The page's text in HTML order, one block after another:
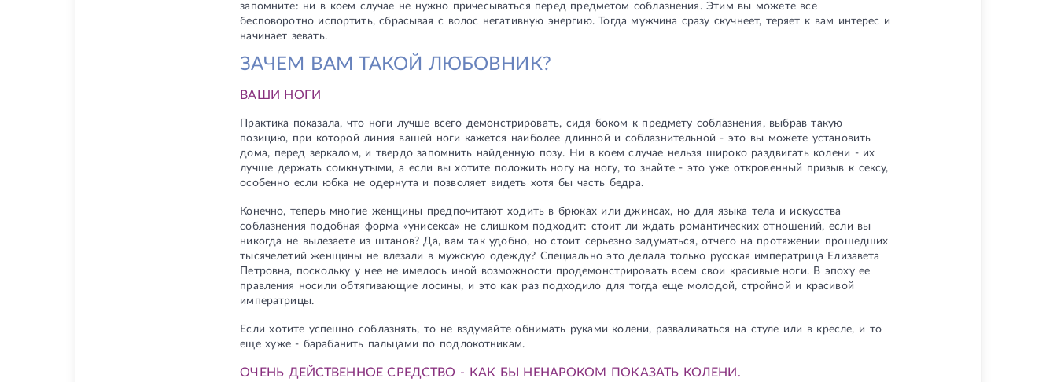
запомните: ни в коем случае не нужно причесываться перед предметом соблазнения. Этим вы можете все
бесповоротно испортить, сбрасывая с волос негативную энергию. Тогда мужчина сразу скучнеет, теряет к вам интерес и
начинает зевать.
ЗАЧЕМ ВАМ ТАКОЙ ЛЮБОВНИК?
ВАШИ НОГИ
Практика показала, что ноги лучше всего демонстрировать, сидя боком к предмету соблазнения, выбрав такую
позицию, при которой линия вашей ноги кажется наиболее длинной и соблазнительной - это вы можете установить
дома, перед зеркалом, и твердо запомнить найденную позу. Ни в коем случае нельзя широко раздвигать колени - их
лучше держать сомкнутыми, а если вы хотите положить ногу на ногу, то знайте - это уже откровенный призыв к сексу,
особенно если юбка не одернута и позволяет видеть хотя бы часть бедра.
Конечно, теперь многие женщины предпочитают ходить в брюках или джинсах, но для языка тела и искусства
соблазнения подобная форма «унисекса» не слишком подходит: стоит ли ждать романтических отношений, если вы
никогда не вылезаете из штанов? Да, вам так удобно, но стоит серьезно задуматься, отчего на протяжении прошедших
тысячелетий женщины не влезали в мужскую одежду? Специально это делала только русская императрица Елизавета
Петровна, поскольку у нее не имелось иной возможности продемонстрировать всем свои красивые ноги. В эпоху ее
правления носили обтягивающие лосины, и это как раз подходило для тогда еще молодой, стройной и красивой
императрицы.
Если хотите успешно соблазнять, то не вздумайте обнимать руками колени, разваливаться на стуле или в кресле, и то
еще хуже - барабанить пальцами по подлокотникам.
ОЧЕНЬ ДЕЙСТВЕННОЕ СРЕДСТВО - КАК БЫ НЕНАРОКОМ ПОКАЗАТЬ КОЛЕНИ.